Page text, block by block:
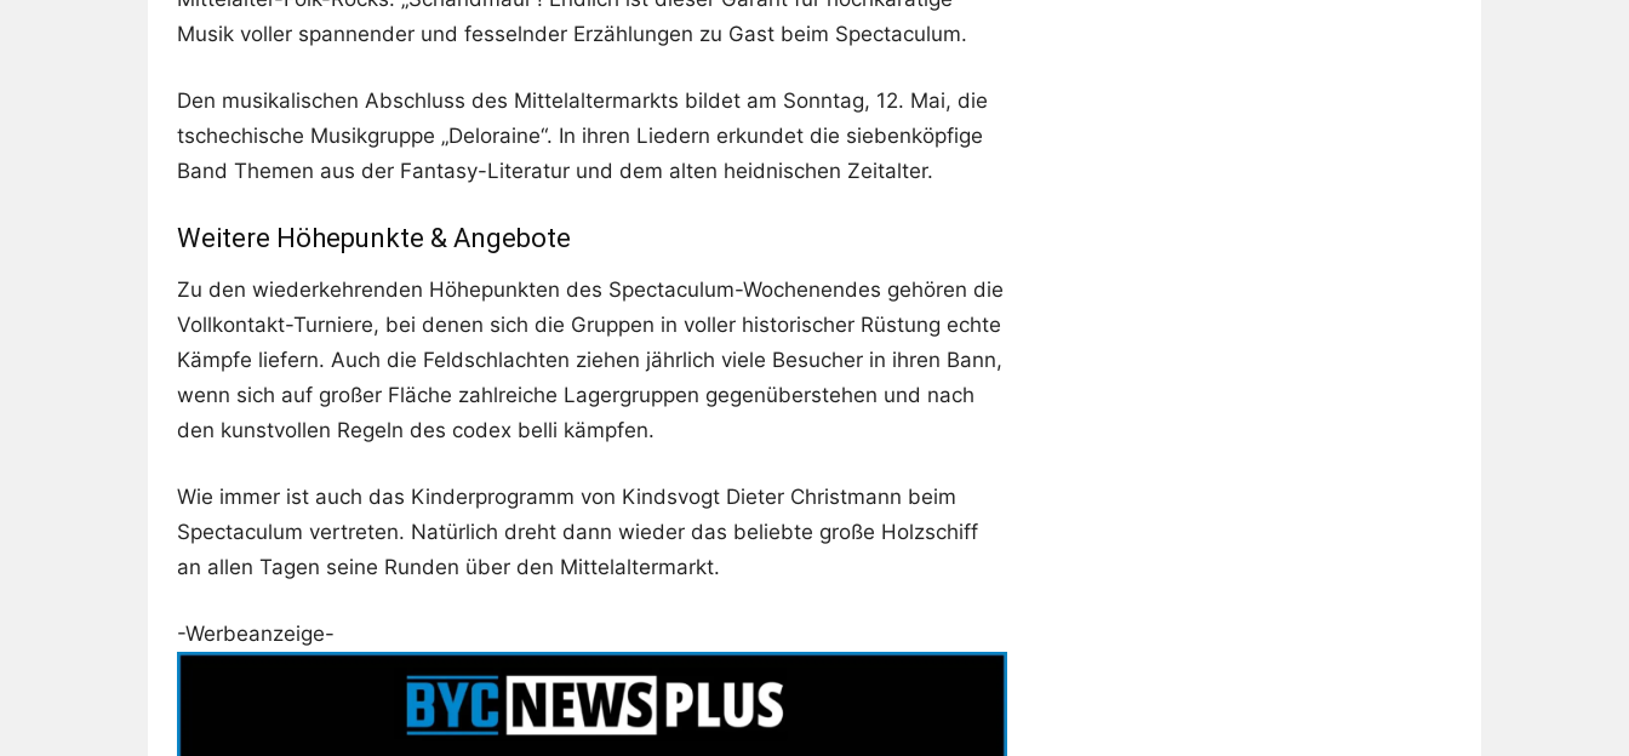
Musik voller spannender und fesselnder Erzählungen zu Gast beim Spectaculum.
Den musikalischen Abschluss des Mittelaltermarkts bildet am Sonntag, 12. Mai, die
tschechische Musikgruppe „Deloraine“. In ihren Liedern erkundet die siebenköpfige
Band Themen aus der Fantasy-Literatur und dem alten heidnischen Zeitalter.
Weitere Höhepunkte & Angebote
Zu den wiederkehrenden Höhepunkten des Spectaculum-Wochenendes gehören die
Vollkontakt-Turniere, bei denen sich die Gruppen in voller historischer Rüstung echte
Kämpfe liefern. Auch die Feldschlachten ziehen jährlich viele Besucher in ihren Bann,
wenn sich auf großer Fläche zahlreiche Lagergruppen gegenüberstehen und nach
den kunstvollen Regeln des codex belli kämpfen.
Wie immer ist auch das Kinderprogramm von Kindsvogt Dieter Christmann beim
Spectaculum vertreten. Natürlich dreht dann wieder das beliebte große Holzschiff
an allen Tagen seine Runden über den Mittelaltermarkt.
-Werbeanzeige-